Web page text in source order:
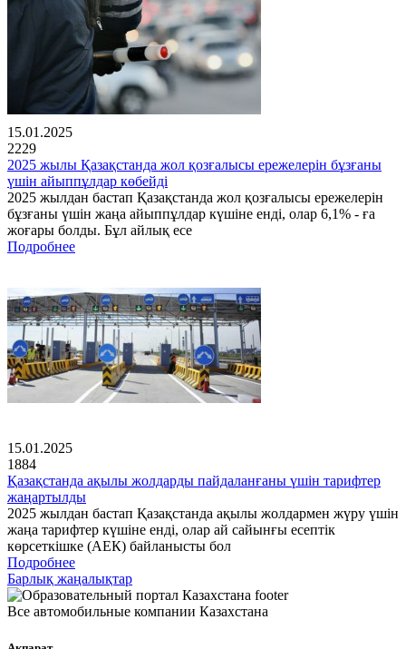
15.01.2025
2229
2025 жылы Қазақстанда жол қозғалысы ережелерін бұзғаны
үшін айыппұлдар көбейді
2025 жылдан бастап Қазақстанда жол қозғалысы ережелерін
бұзғаны үшін жаңа айыппұлдар күшіне енді, олар 6,1% - ға
жоғары болды. Бұл айлық есе
Подробнее
15.01.2025
1884
Қазақстанда ақылы жолдарды пайдаланғаны үшін тарифтер
жаңартылды
2025 жылдан бастап Қазақстанда ақылы жолдармен жүру үшін
жаңа тарифтер күшіне енді, олар ай сайынғы есептік
көрсеткішке (АЕК) байланысты бол
Подробнее
Барлық жаңалықтар
Все автомобильные компании Казахстана